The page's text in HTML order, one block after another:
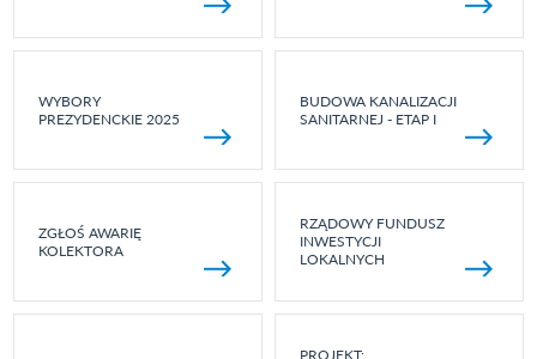
WYBORY
PREZYDENCKIE 2025
BUDOWA KANALIZACJI
SANITARNEJ - ETAP I
ZGŁOŚ AWARIĘ
KOLEKTORA
RZĄDOWY FUNDUSZ
INWESTYCJI
LOKALNYCH
PROJEKT: